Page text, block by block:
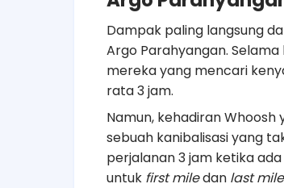
Dampak paling langsung
Argo Parahyangan.
mereka yang mencari
rata 3 jam.
Namun, kehadiran Whoosh
sebuah kanibalisasi yang
perjalanan 3 jam ketika
untuk first miledan last mile